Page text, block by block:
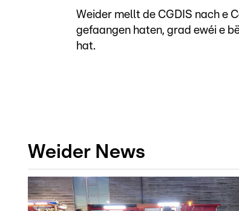
Weider mellt de CGDIS nach e
gefaangen haten, grad ewéi e
hat.
Weider News